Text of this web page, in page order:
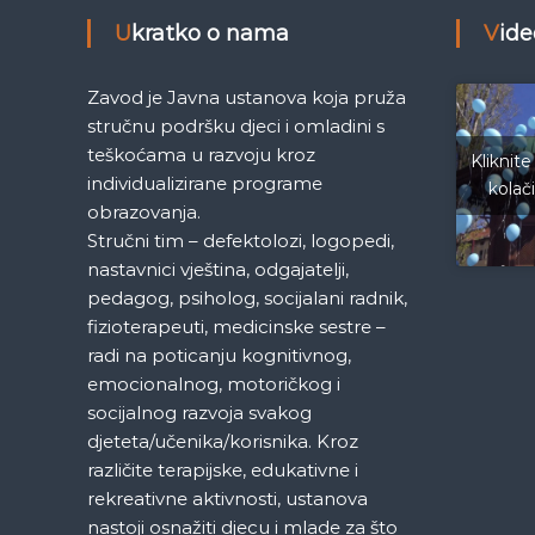
i
g
a
c
i
j
a
č
l
a
Ukratko o nama
Zavod je Javna ustanova koja pruža
stručnu podršku djeci i omladini s
teškoćama u razvoju kroz
individualizirane programe
obrazovanja.
Stručni tim – defektolozi, logopedi,
nastavnici vještina, odgajatelji,
pedagog, psiholog, socijalani radnik,
fizioterapeuti, medicinske sestre –
radi na poticanju kognitivnog,
emocionalnog, motoričkog i
socijalnog razvoja svakog
djeteta/učenika/korisnika. Kroz
različite terapijske, edukativne i
rekreativne aktivnosti, ustanova
nastoji osnažiti djecu i mlade za što